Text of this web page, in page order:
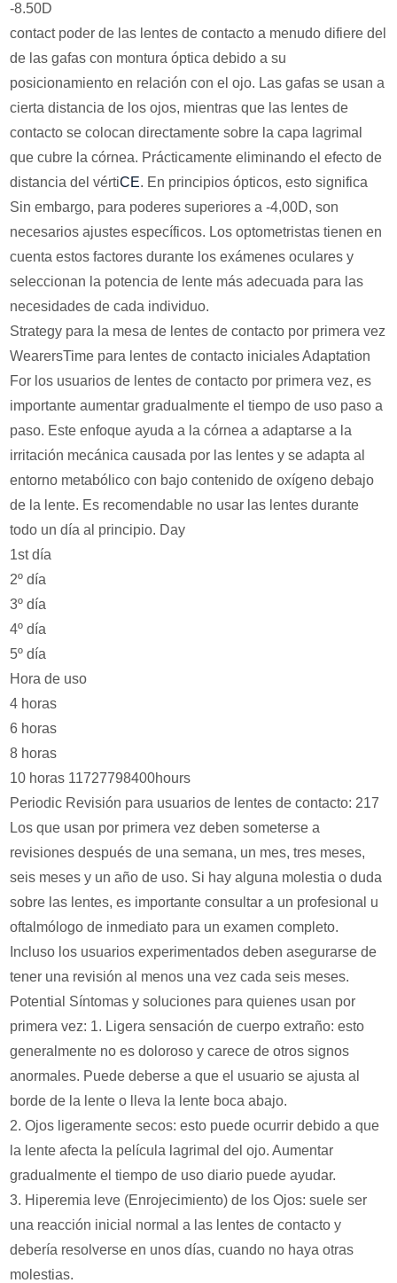
-8.50D
contact poder de las lentes de contacto a menudo difiere del
de las gafas con montura óptica debido a su
posicionamiento en relación con el ojo. Las gafas se usan a
cierta distancia de los ojos, mientras que las lentes de
contacto se colocan directamente sobre la capa lagrimal
que cubre la córnea. Prácticamente eliminando el efecto de
distancia del vértiCE. En principios ópticos, esto significa
Sin embargo, para poderes superiores a -4,00D, son
necesarios ajustes específicos. Los optometristas tienen en
cuenta estos factores durante los exámenes oculares y
seleccionan la potencia de lente más adecuada para las
necesidades de cada individuo.
Strategy para la mesa de lentes de contacto por primera vez
WearersTime para lentes de contacto iniciales Adaptation
For los usuarios de lentes de contacto por primera vez, es
importante aumentar gradualmente el tiempo de uso paso a
paso. Este enfoque ayuda a la córnea a adaptarse a la
irritación mecánica causada por las lentes y se adapta al
entorno metabólico con bajo contenido de oxígeno debajo
de la lente. Es recomendable no usar las lentes durante
todo un día al principio. Day
1st día
2º día
3º día
4º día
5º día
Hora de uso
4 horas
6 horas
8 horas
10 horas 11727798400hours
Periodic Revisión para usuarios de lentes de contacto: 217
Los que usan por primera vez deben someterse a
revisiones después de una semana, un mes, tres meses,
seis meses y un año de uso. Si hay alguna molestia o duda
sobre las lentes, es importante consultar a un profesional u
oftalmólogo de inmediato para un examen completo.
Incluso los usuarios experimentados deben asegurarse de
tener una revisión al menos una vez cada seis meses.
Potential Síntomas y soluciones para quienes usan por
primera vez: 1. Ligera sensación de cuerpo extraño: esto
generalmente no es doloroso y carece de otros signos
anormales. Puede deberse a que el usuario se ajusta al
borde de la lente o lleva la lente boca abajo.
2. Ojos ligeramente secos: esto puede ocurrir debido a que
la lente afecta la película lagrimal del ojo. Aumentar
gradualmente el tiempo de uso diario puede ayudar.
3. Hiperemia leve (Enrojecimiento) de los Ojos: suele ser
una reacción inicial normal a las lentes de contacto y
debería resolverse en unos días, cuando no haya otras
molestias.